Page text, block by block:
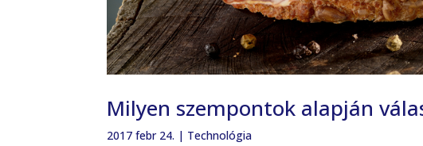
Milyen szempontok alapján
2017 febr 24. | Technológia